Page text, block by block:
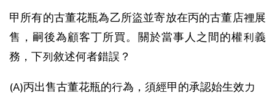
甲所有的古董花瓶為乙所盜並寄放在丙的古董店裡展
售，嗣後為顧客丁所買。關於當事人之間的權利義
務，下列敘述何者錯誤？
(A)丙出售古董花瓶的行為，須經甲的承認始生效力